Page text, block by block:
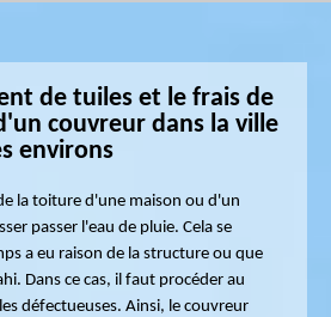
de tuiles et le frais de
couvreur dans la ville
environs
la toiture d'une maison ou d'un
passer l'eau de pluie. Cela se
a eu raison de la structure ou que
Dans ce cas, il faut procéder au
défectueuses. Ainsi, le couvreur